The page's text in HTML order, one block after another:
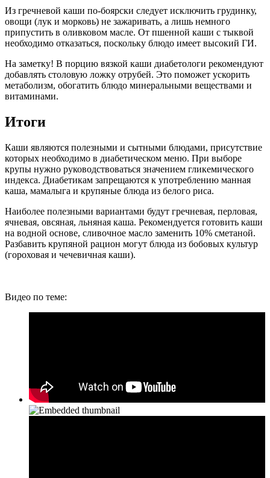
Из гречневой каши по-боярски следует исключить грудинку,
овощи (лук и морковь) не зажаривать, а лишь немного
припустить в оливковом масле. От пшенной каши с тыквой
необходимо отказаться, поскольку блюдо имеет высокий ГИ.
На заметку! В порцию вязкой каши диабетологи рекомендуют
добавлять столовую ложку отрубей. Это поможет ускорить
метаболизм, обогатить блюдо минеральными веществами и
витаминами.
Итоги
Каши являются полезными и сытными блюдами, присутствие
которых необходимо в диабетическом меню. При выборе
крупы нужно руководствоваться значением гликемического
индекса. Диабетикам запрещаются к употреблению манная
каша, мамалыга и крупяные блюда из белого риса.
Наиболее полезными вариантами будут гречневая, перловая,
ячневая, овсяная, льняная каша. Рекомендуется готовить каши
на водной основе, сливочное масло заменить 10% сметаной.
Разбавить крупяной рацион могут блюда из бобовых культур
(гороховая и чечевичная каши).
Видео по теме: